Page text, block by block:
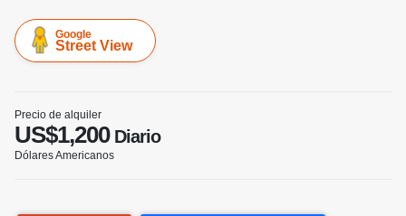
Google
Street View
Precio de alquiler
US$1,200Diario
Dólares Americanos